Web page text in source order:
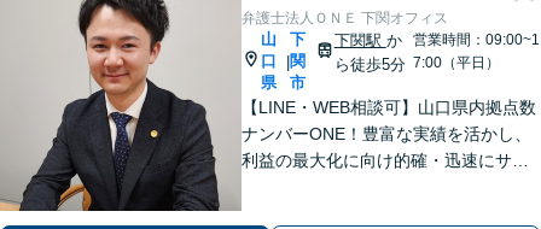
弁護士法人ＯＮＥ 下関オフィス
山
口
県
|
下
関
市
下関駅 か
ら徒歩5分
営業時間：09:00~1
7:00（平日）
【LINE・WEB相談可】山口県内拠点数
ナンバーONE！豊富な実績を活かし、
利益の最大化に向け的確・迅速にサポ